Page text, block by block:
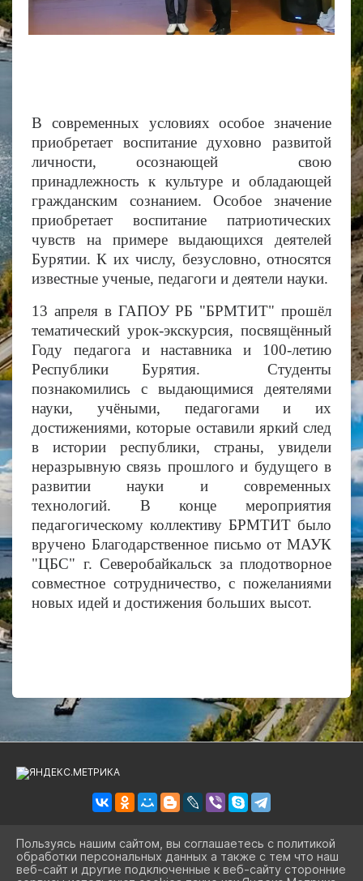
В современных условиях особое значение
приобретает воспитание духовно развитой
личности, осознающей свою
принадлежность к культуре и обладающей
гражданским сознанием. Особое значение
приобретает воспитание патриотических
чувств на примере выдающихся деятелей
Бурятии. К их числу, безусловно, относятся
известные ученые, педагоги и деятели науки.
13 апреля в ГАПОУ РБ "БРМТИТ" прошёл
тематический урок-экскурсия, посвящённый
Году педагога и наставника и 100-летию
Республики Бурятия. Студенты
познакомились с выдающимися деятелями
науки, учёными, педагогами и их
достижениями, которые оставили яркий след
в истории республики, страны, увидели
неразрывную связь прошлого и будущего в
развитии науки и современных
технологий. В конце мероприятия
педагогическому коллективу БРМТИТ было
вручено Благодарственное письмо от МАУК
"ЦБС" г. Северобайкальск за плодотворное
совместное сотрудничество,с пожеланиями
новых идей и достижения больших высот.
2026 Г. BIBLSBK.RU
ВХОД
Пользуясь нашим сайтом, вы соглашаетесь с политикой
обработки персональных данных а также с тем что наш
веб-сайт и другие подключенные к веб-сайту сторонние